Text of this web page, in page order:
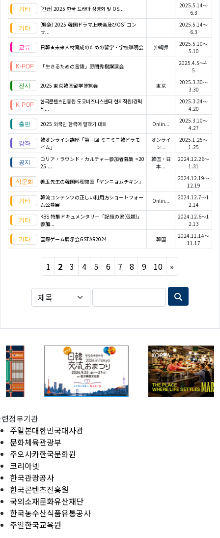
[긴급] 2025 한국 드라마 상영회 및 OS...
2025.5.14～
6.3
(緊急) 2025 韓国ドラマ上映会及びOSTコン
サ...
2025.5.14～
6.3
日韓★未来人材育成のための留学・学校説明会 沖縄県
2025.5.10～
5.10
「生きるための言語」野間秀樹講演会
2025.4.5～4.
5
2025 東京韓国留学博覧会 東京
2025.3.30～
3.30
한국콘텐츠진흥원 도쿄비즈니스센터 현지직원(경력
직...
2025.3.24～
4.20
2025 외국인 한국어 말하기 대회 Onlin...
2025.3.10～
4.27
韓オンライン講座「第一回 ミニミニ韓ドラモ
イム」
オンライ
ン...
2025.1.25～
1.25
コリア・ラウンド・カルチャー参加者募集 <20
25 ...
韓国・日
本...
2024.12.26～
1.31
善玉先生の韓国料理教室「ヤンニョムチキン」
2024.12.19～
12.19
韓流コンテンツの正しい利用方ショートフォー
ム公募展
Onlin...
2024.12.7～1
2.14
KBS 特集ドキュメンタリー「記憶の家(仮題)」
参加...
2024.12.6～1
2.13
国際ゲーム展示会GSTAR2024 韓国
2024.11.14～
11.17
1 2 3 4 5 6 7 8 9 10 »
정부기관
주일본대한민국대사관
문화체육관광부
주오사카한국문화원
코리아넷
한국관광공사
한국콘텐츠진흥원
국외소재문화유산재단
한국농수산식품유통공사
주일한국교육원